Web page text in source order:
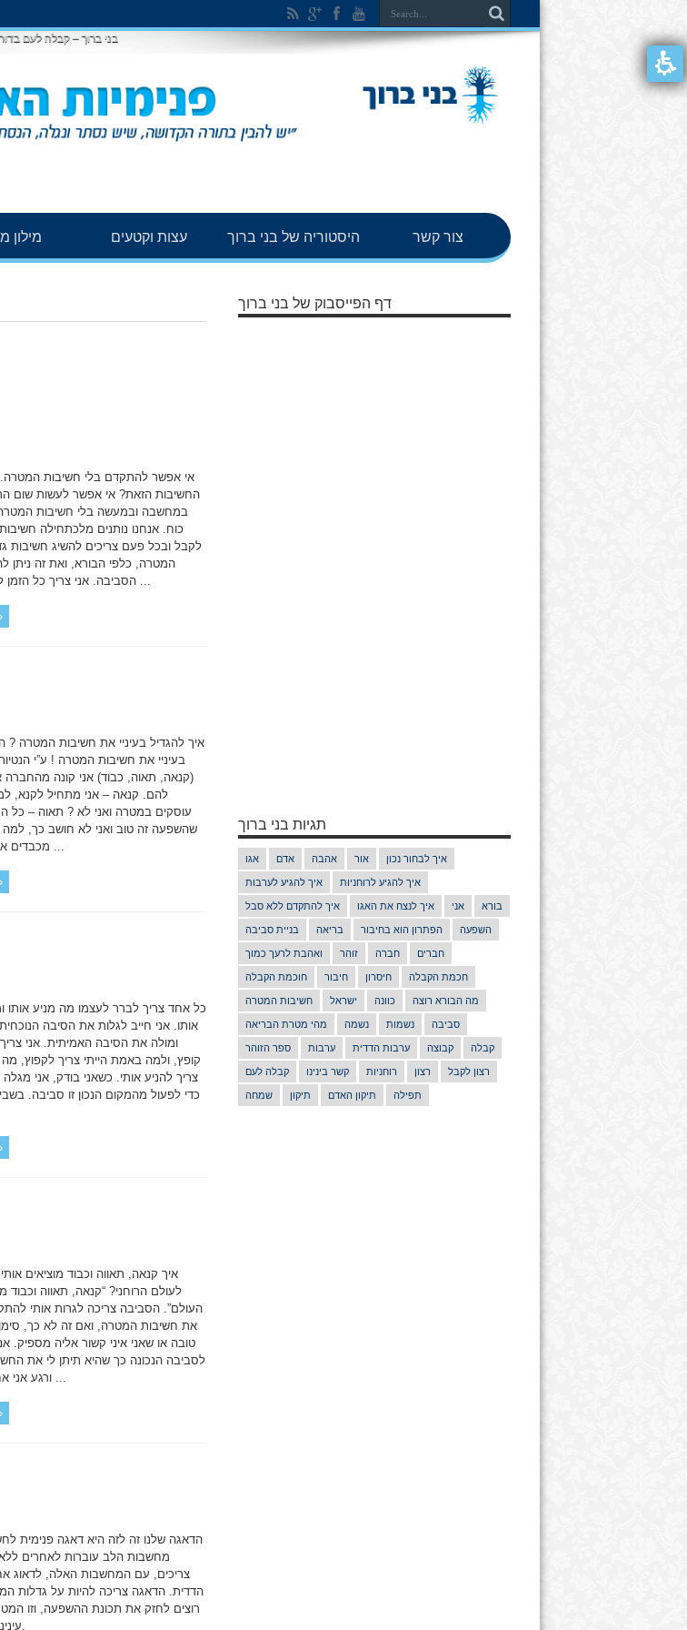
בני ברוך – קבלה לעם
מילון עצות וקטעים היסטוריה של בני ברוך צור קשר
אי אפשר להתקדם בלי חשיבות המטרה.
החשיבות הזאת? אי אפשר לעשות שום
במחשבה ובמעשה בלי חשיבות
כוח. אנחנו נותנים מלכתחילה
לקבל ובכל פעם צריכים להשיג חשיבות
המטרה, כלפי הבורא, ואת זה ניתן
הסביבה. אני צריך כל הזמן לבדוק מי חשוב ...
איך להגדיל בעיניי את חשיבות המטרה ?
בעיניי את חשיבות המטרה ! ע”י
(קנאה, תאוה, כבוד) אני קונה
להם. קנאה – אני מתחיל לקנא,
עוסקים במטרה ואני לא ? תאוה – כל
שהשפעה זה טוב ואני לא חושב כך, למה
מכבדים את המטרה, את ...
כל אחד צריך לברר לעצמו מה מניע אותו
אותו. אני חייב לגלות את הסיבה
ומולה את הסיבה האמיתית. אני
קופץ, ולמה באמת הייתי צריך לקפוץ, מה
צריך להניע אותי. כשאני בודק, אני
כדי לפעול מהמקום הנכון זו סביבה.
איך קנאה, תאווה וכבוד מוציאים
לעולם הרוחני? “קנאה, תאווה וכבוד
העולם”. הסביבה צריכה לגרות אותי
את חשיבות המטרה, ואם זה לא כך,
טובה או שאני איני קשור אליה מספיק.
לסביבה הנכונה כך שהיא תיתן לי את
ורגע אני אחשוב איפה אני ...
הדאגה שלנו זה לזה היא דאגה פנימית
מחשבות הלב עוברות לאחרים ללא
צריכים, עם המחשבות האלה, לדאוג
הדדית. הדאגה צריכה להיות על גדלות
רוצים לחזק את תכונת ההשפעה, וזו
עינינו תמיד. ערבות.
דף הפייסבוק של בני ברוך
תגיות בני ברוך
אגו אדם אהבה אור איך לבחור נכון
איך להגיע לערבות איך להגיע לרוחניות
איך להתקדם ללא סבל איך לנצח את האגו אני בורא
בניית סביבה בריאה הפתרון הוא בחיבור השפעה
ואהבת לרעך כמוך זוהר חברה חברים
חוכמת הקבלה חיבור חיסרון חכמת הקבלה
חשיבות המטרה ישראל כוונה מה הבורא רוצה
מהי מטרת הבריאה נשמה נשמות סביבה
ספר הזוהר ערבות ערבות הדדית קבוצה קבלה
קבלה לעם קשר בינינו רוחניות רצון רצון לקבל
שמחה תיקון תיקון האדם תפילה